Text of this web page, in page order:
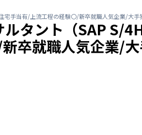
宅手当有/上流工程の経験〇/新卒就職人気企業/大
ルタント（SAP S/
卒就職人気企業/